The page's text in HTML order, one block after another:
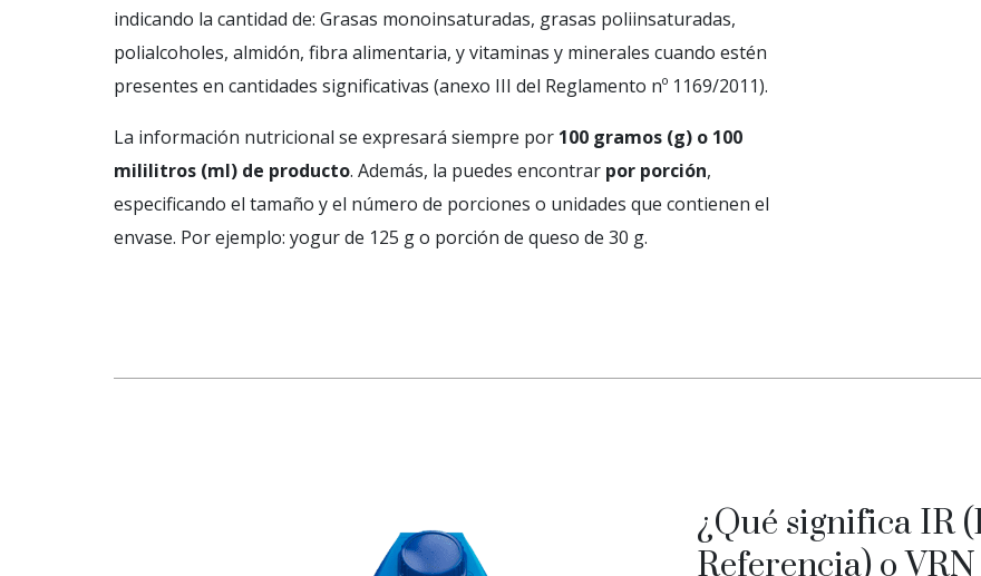
indicando la cantidad de: Grasas monoinsaturadas, grasas poliinsaturadas,
polialcoholes, almidón, fibra alimentaria, y vitaminas y minerales cuando estén
presentes en cantidades significativas (anexo III del Reglamento nº 1169/2011).
La información nutricional se expresará siempre por 100 gramos (g) o 100
mililitros (ml) de producto. Además, la puedes encontrar por porción,
especificando el tamaño y el número de porciones o unidades que contienen el
envase. Por ejemplo: yogur de 125 g o porción de queso de 30 g.
¿Qué significa IR
Referencia) o